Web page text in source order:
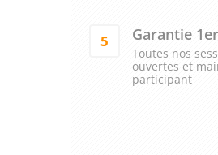
5 Garantie
Toutes nos
ouvertes et
participant